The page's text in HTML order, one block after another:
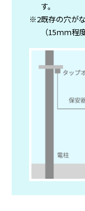
す。
※2既存の穴が
（15ｍｍ程